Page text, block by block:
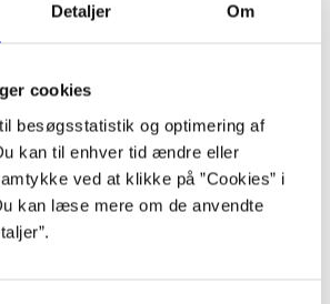
Detaljer Om
cookies
besøgsstatistik og optimering af
kan til enhver tid ændre eller
ved at klikke på ”Cookies” i
kan læse mere om de anvendte
Musik SpilNoder Søg